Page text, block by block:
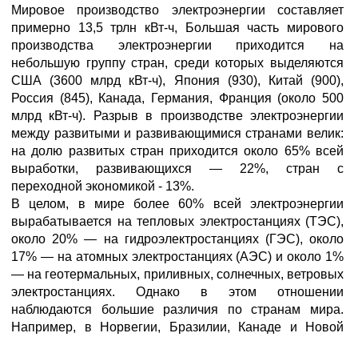
Мировое производство электроэнергии составляет
примерно 13,5 трлн кВт-ч, Большая часть мирового
производства электроэнергии приходится на
небольшую группу стран, среди которых выделяются
США (3600 млрд кВт-ч), Япония (930), Китай (900),
Россия (845), Канада, Германия, Франция (около 500
млрд кВт-ч). Разрыв в производстве электроэнергии
между развитыми и развивающимися странами велик:
на долю развитых стран приходится около 65% всей
выработки, развивающихся — 22%, стран с
переходной экономикой - 13%.
В целом, в мире более 60% всей электроэнергии
вырабатывается на тепловых электростанциях (ТЭС),
около 20% — на гидроэлектростанциях (ГЭС), около
17% — на атомных электростанциях (АЭС) и около 1%
— на геотермальных, приливных, солнечных, ветровых
электростанциях. Однако в этом отношении
наблюдаются большие различия по странам мира.
Например, в Норвегии, Бразилии, Канаде и Новой